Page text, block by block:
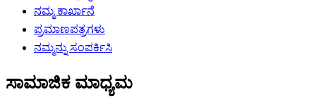
ನಮ್ಮ ಕಾರ್ಖಾನೆ
ಪ್ರಮಾಣಪತ್ರಗಳು
ನಮ್ಮನ್ನು ಸಂಪರ್ಕಿಸಿ
ಸಾಮಾಜಿಕ ಮಾಧ್ಯಮ